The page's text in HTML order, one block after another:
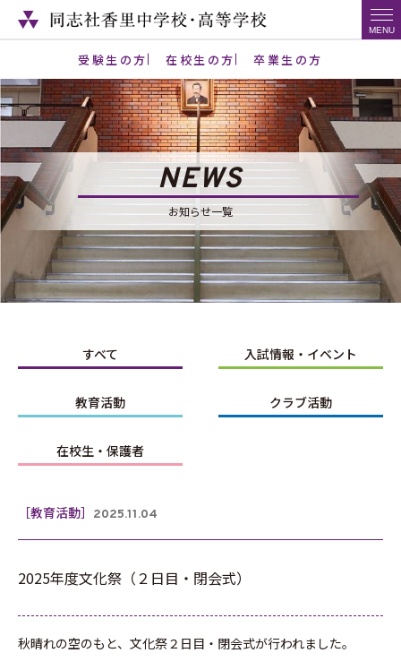
受験生の方 在校生の方 卒業生の方
NEWS
お知らせ一覧
すべて 入試情報・イベント
教育活動 クラブ活動
在校生・保護者
［教育活動］ 2025.11.04
2025年度文化祭（２日目・閉会式）
秋晴れの空のもと、文化祭２日目・閉会式が行われました。